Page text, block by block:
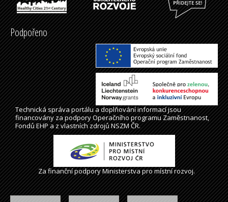
Podpořeno
Technická správaportálua doplňování informací jsou
financovány za podpory Operačního programu Zaměstnanost,
Fondů EHP a z vlastních zdrojů NSZM ČR.
Za finanční podpory Ministerstva pro místní rozvoj.